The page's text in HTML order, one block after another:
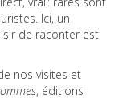
Ici, un
de raconter est
nos visites et
, éditions